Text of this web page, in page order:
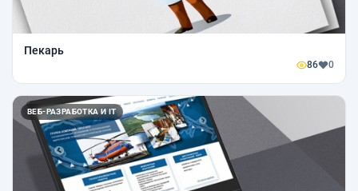
Пекарь
86 0
ВЕБ-РАЗРАБОТКА И IT